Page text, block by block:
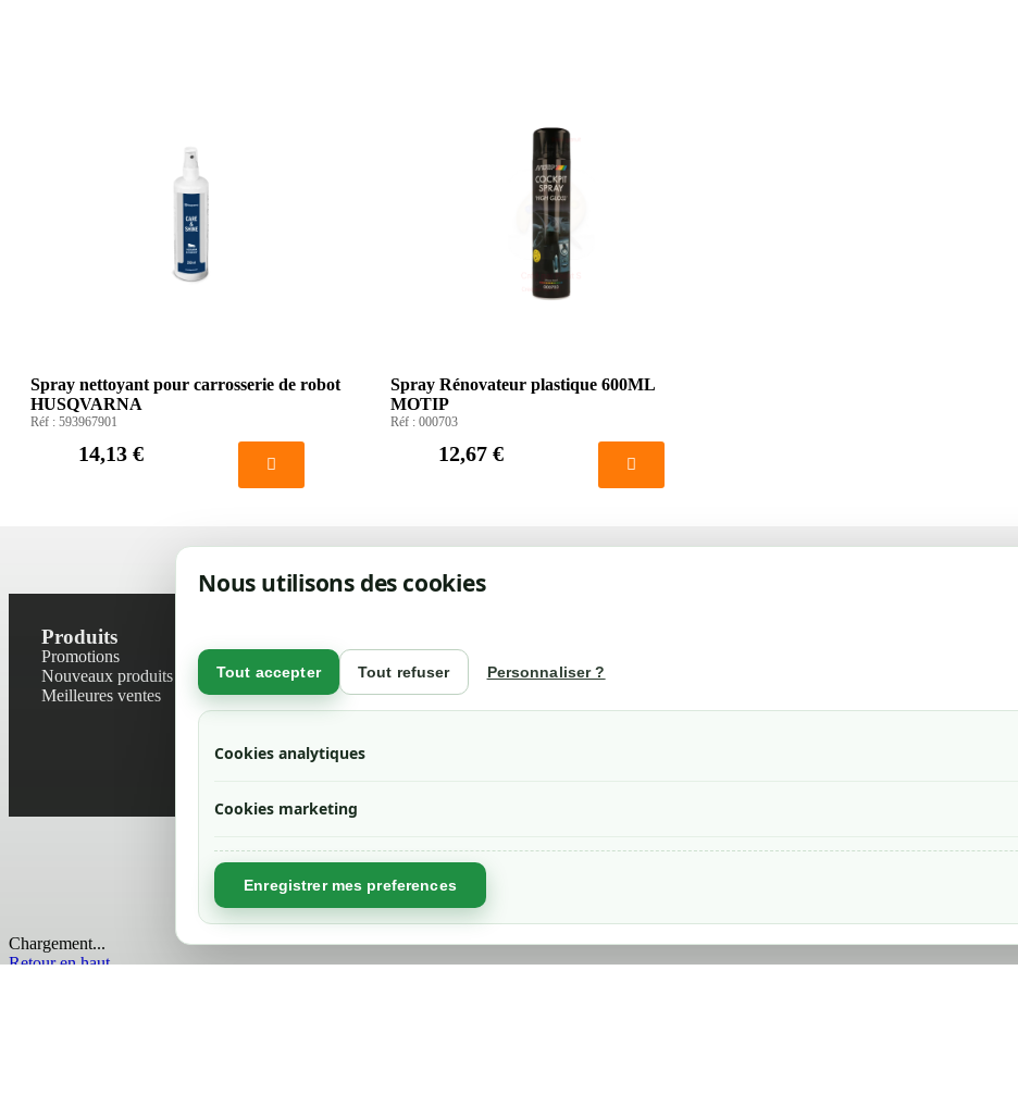
Nous utilisons des cookies
Tout accepter Tout refuser Personnaliser ?
Cookies analytiques
Cookies marketing
Enregistrer mes preferences
Spray nettoyant pour carrosserie de robot
HUSQVARNA
Réf : 593967901
14,13 €
Spray Rénovateur plastique 600ML
MOTIP
Réf : 000703
12,67 €
Produits
Promotions
Nouveaux produits
Meilleures ventes
Contactez-nous
Plan du site
Magasin
Mentions légales
Chargement...
Retour en haut